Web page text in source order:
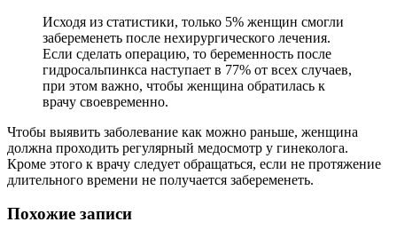
Исходя из статистики, только 5% женщин смогли
забеременеть после нехирургического лечения.
Если сделать операцию, то беременность после
гидросальпинкса наступает в 77% от всех случаев,
при этом важно, чтобы женщина обратилась к
врачу своевременно.
Чтобы выявить заболевание как можно раньше, женщина
должна проходить регулярный медосмотр у гинеколога.
Кроме этого к врачу следует обращаться, если не протяжение
длительного времени не получается забеременеть.
Похожие записи